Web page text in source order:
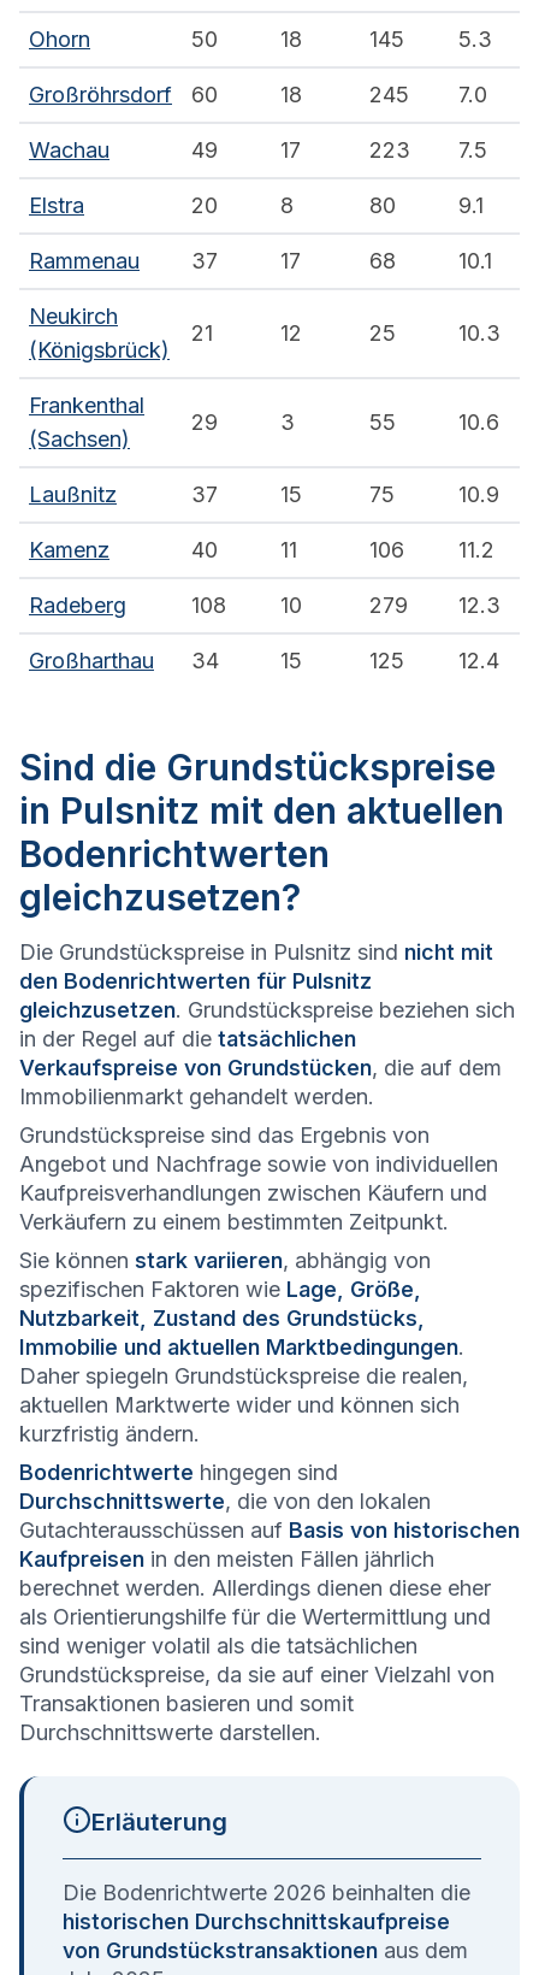
Ohorn 50 18 145 5.3
Großröhrsdorf 60 18 245 7.0
Wachau 49 17 223 7.5
Elstra 20 8 80 9.1
Rammenau 37 17 68 10.1
Neukirch
(Königsbrück)
21 12 25 10.3
Frankenthal
(Sachsen)
29 3 55 10.6
Laußnitz 37 15 75 10.9
Kamenz 40 11 106 11.2
Radeberg 108 10 279 12.3
Großharthau 34 15 125 12.4
Sind die Grundstückspreise
in Pulsnitz mit den aktuellen
Bodenrichtwerten
gleichzusetzen?
Die Grundstückspreise in Pulsnitz sind nicht mit
den Bodenrichtwerten für Pulsnitz
gleichzusetzen. Grundstückspreise beziehen sich
in der Regel auf die tatsächlichen
Verkaufspreise von Grundstücken, die auf dem
Immobilienmarkt gehandelt werden.
Grundstückspreise sind das Ergebnis von
Angebot und Nachfrage sowie von individuellen
Kaufpreisverhandlungen zwischen Käufern und
Verkäufern zu einem bestimmten Zeitpunkt.
Sie können stark variieren, abhängig von
spezifischen Faktoren wie Lage, Größe,
Nutzbarkeit, Zustand des Grundstücks,
Immobilie und aktuellen Marktbedingungen.
Daher spiegeln Grundstückspreise die realen,
aktuellen Marktwerte wider und können sich
kurzfristig ändern.
Bodenrichtwerte hingegen sind
Durchschnittswerte, die von den lokalen
Gutachterausschüssen auf Basis von historischen
Kaufpreisen in den meisten Fällen jährlich
berechnet werden. Allerdings dienen diese eher
als Orientierungshilfe für die Wertermittlung und
sind weniger volatil als die tatsächlichen
Grundstückspreise, da sie auf einer Vielzahl von
Transaktionen basieren und somit
Durchschnittswerte darstellen.
Erläuterung
Die Bodenrichtwerte 2026 beinhalten die
historischen Durchschnittskaufpreise
von Grundstückstransaktionen aus dem